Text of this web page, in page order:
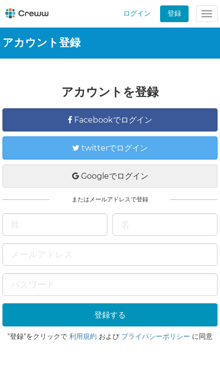
ログイン 登録
アカウント登録
アカウントを登録
Facebookでログイン
twitterでログイン
Googleでログイン
またはメールアドレスで登録
"登録"をクリックで 利用規約 および プライバシーポリシー に同意